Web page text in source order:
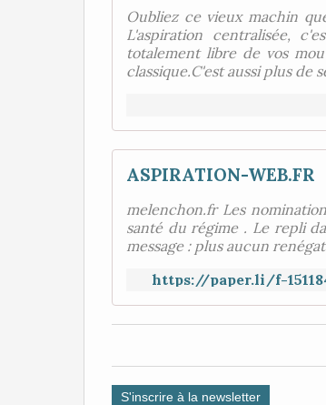
Oubliez ce vieux machin
L'aspiration centralisée,
totalement libre de vos
classique.C'est aussi plus de
ASPIRATION-WEB.FR
melenchon.fr Les
santé du régime . Le repli
message : plus aucun renégat
https://paper.li/f-
S'inscrire à la newsletter